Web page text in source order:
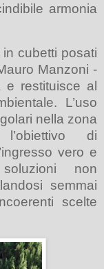
armonia
in cubetti posati
Manzoni -
e restituisce al
L’uso
nella zona
di
vero e
non
semmai
scelte